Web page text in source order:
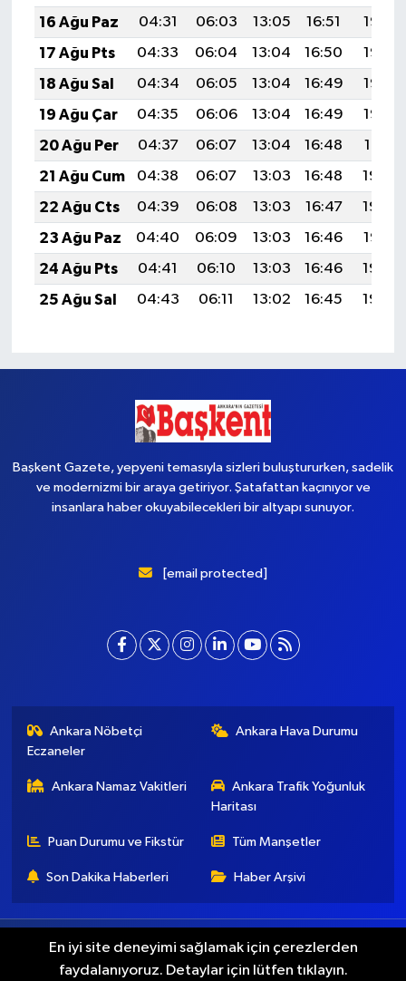
16 Ağu Paz
04:31 06:03 13:05 16:51
19:56
17 Ağu Pts
04:33 06:04 13:04 16:50
19:55
18 Ağu Sal
04:34 06:05 13:04 16:49
19:53
19 Ağu Çar
04:35 06:06 13:04 16:49
19:52
20 Ağu Per
04:37 06:07 13:04 16:48
19:51
21 Ağu Cum
04:38 06:07 13:03 16:48
19:49
22 Ağu Cts
04:39 06:08 13:03 16:47
19:48
23 Ağu Paz
04:40 06:09 13:03 16:46
19:47
24 Ağu Pts
04:41 06:10 13:03 16:46
19:45
25 Ağu Sal
04:43 06:11 13:02 16:45 19:44
Başkent Gazete, yepyeni temasıyla sizleri buluştururken, sadelik
ve modernizmi bir araya getiriyor. Şatafattan kaçınıyor ve
insanlara haber okuyabilecekleri bir altyapı sunuyor.
[email protected]
Ankara Nöbetçi
Eczaneler
Ankara Hava Durumu
Ankara Namaz Vakitleri
Ankara Trafik Yoğunluk
Haritası
Puan Durumu ve Fikstür Tüm Manşetler
Son Dakika Haberleri Haber Arşivi
Künye İletişim Gizlilik Koşulları
En iyi site deneyimi sağlamak için çerezlerden
faydalanıyoruz. Detaylar için lütfen tıklayın.